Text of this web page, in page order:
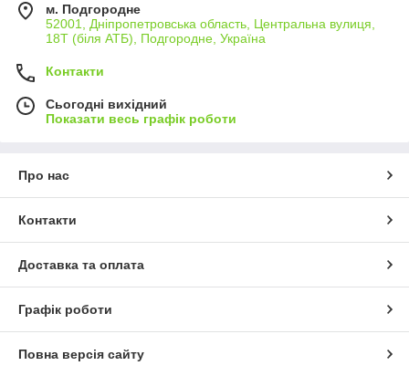
м. Подгородне
52001, Дніпропетровська область, Центральна вулиця,
18Т (біля АТБ), Подгородне, Україна
Контакти
Сьогодні вихідний
Показати весь графік роботи
Про нас
Контакти
Доставка та оплата
Графік роботи
Повна версія сайту